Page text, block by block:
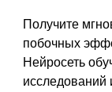
Получите
побочных
Нейросеть
исследований